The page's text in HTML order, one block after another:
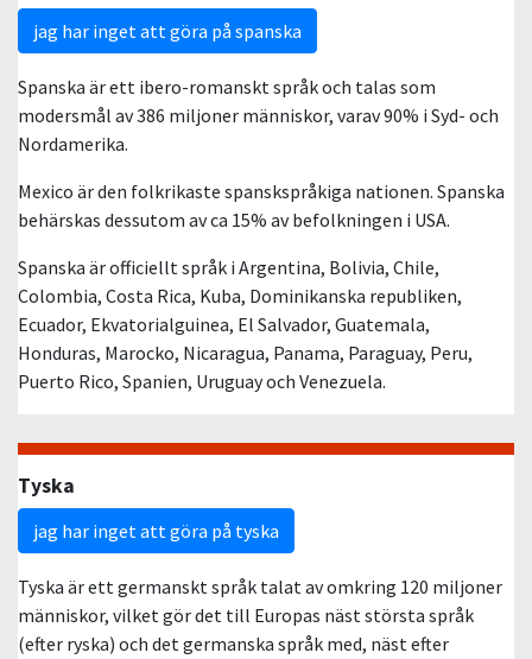
jag har inget att göra på spanska
Spanska är ett ibero-romanskt språk och talas som
modersmål av 386 miljoner människor, varav 90% i Syd- och
Nordamerika.
Mexico är den folkrikaste spanskspråkiga nationen. Spanska
behärskas dessutom av ca 15% av befolkningen i USA.
Spanska är officiellt språk i Argentina, Bolivia, Chile,
Colombia, Costa Rica, Kuba, Dominikanska republiken,
Ecuador, Ekvatorialguinea, El Salvador, Guatemala,
Honduras, Marocko, Nicaragua, Panama, Paraguay, Peru,
Puerto Rico, Spanien, Uruguay och Venezuela.
Tyska
jag har inget att göra på tyska
Tyska är ett germanskt språk talat av omkring 120 miljoner
människor, vilket gör det till Europas näst största språk
(efter ryska) och det germanska språk med, näst efter